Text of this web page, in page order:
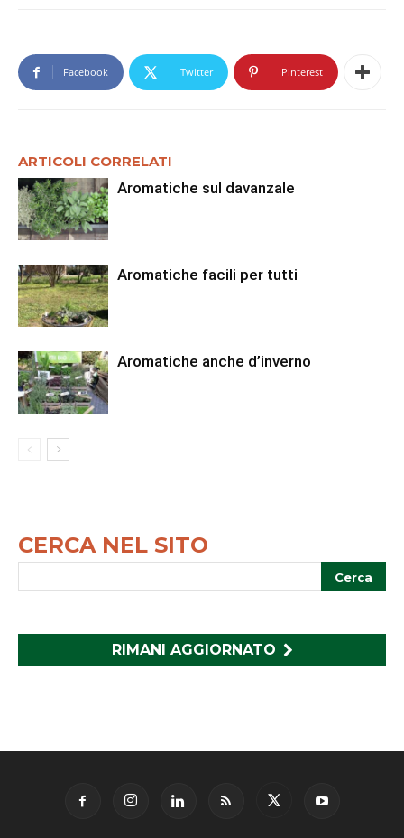
Facebook Twitter Pinterest
ARTICOLI CORRELATI
Aromatiche sul davanzale
Aromatiche facili per tutti
Aromatiche anche d’inverno
CERCA NEL SITO
RIMANI AGGIORNATO